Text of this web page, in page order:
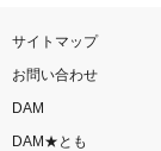
サイトマップ
お問い合わせ
DAM
DAM★とも